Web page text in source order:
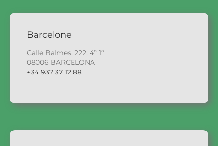
Barcelone
Calle Balmes, 222, 4º 1ª
08006 BARCELONA
+34 937 37 12 88